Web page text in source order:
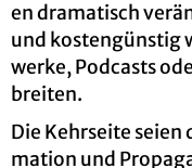
en dra­ma­tisch
und kos­ten­güns­tig
wer­ke, Pod­casts
brei­ten.
Die Kehr­sei­te
ma­ti­on und